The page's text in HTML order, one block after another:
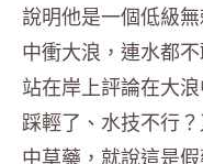
說明他是一個低級
中衝大浪，連水都
站在岸上評論在大
踩輕了、水技不行
中草藥，就說這是